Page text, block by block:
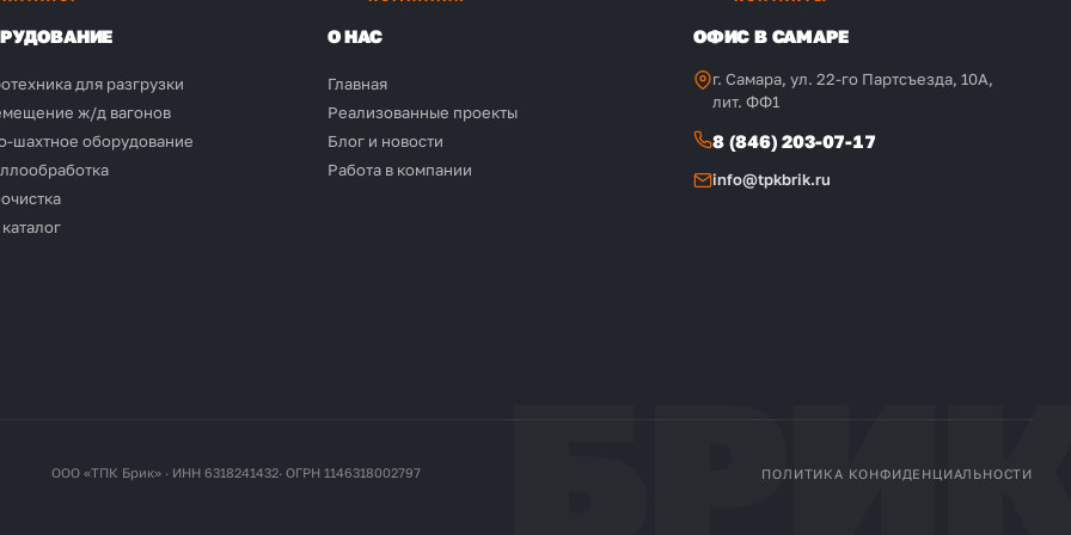
для разгрузки
ж/д вагонов
шахтное оборудование
О НАС
Главная
Реализованные проекты
Блог и новости
Работа в компании
ОФИС В САМАРЕ
г. Самара, ул. 22-го Партсъезда, 10А,
лит. ФФ1
8 (846) 203-07-17
info@tpkbrik.ru
ООО «ТПК Брик» · ИНН 6318241432· ОГРН 1146318002797 ПОЛИТИКА КОНФИДЕНЦИАЛЬНОСТИ